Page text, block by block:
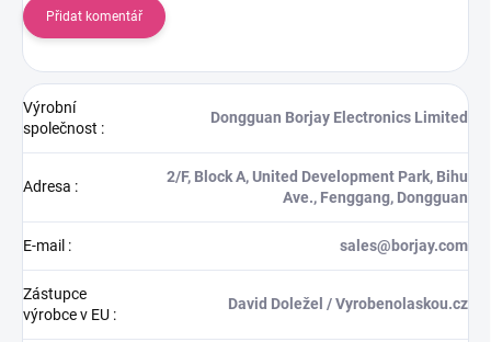
Přidat komentář
Výrobní
společnost :
Dongguan Borjay Electronics Limited
Adresa :
2/F, Block A, United Development Park, Bihu
Ave., Fenggang, Dongguan
E-mail : sales@borjay.com
Zástupce
výrobce v EU :
David Doležel / Vyrobenolaskou.cz